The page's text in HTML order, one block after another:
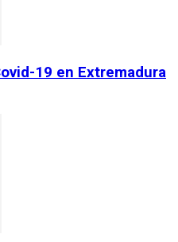
19 en Extremadura